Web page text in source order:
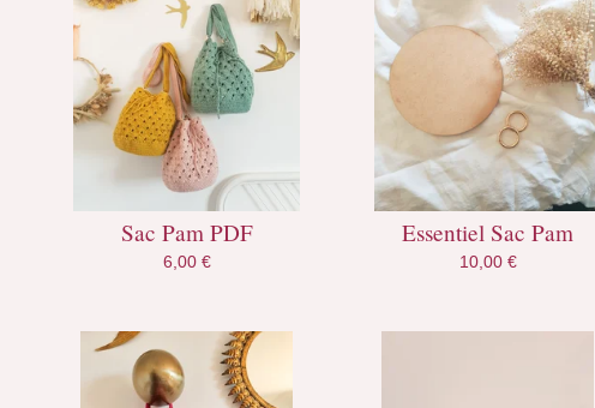
Sac Pam PDF
6,00 €
Essentiel Sac Pam
10,00 €